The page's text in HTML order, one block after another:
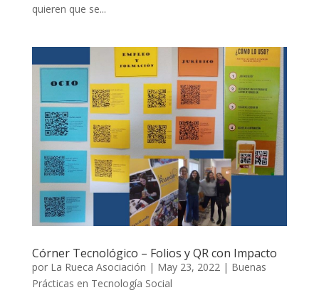
quieren que se...
Córner Tecnológico – Folios y QR con Impacto
por La Rueca Asociación | May 23, 2022 | Buenas
Prácticas en Tecnología Social